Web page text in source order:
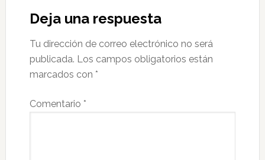
Deja una respuesta
Tu dirección de correo electrónico no será
publicada. Los campos obligatorios están
marcados con *
Comentario *